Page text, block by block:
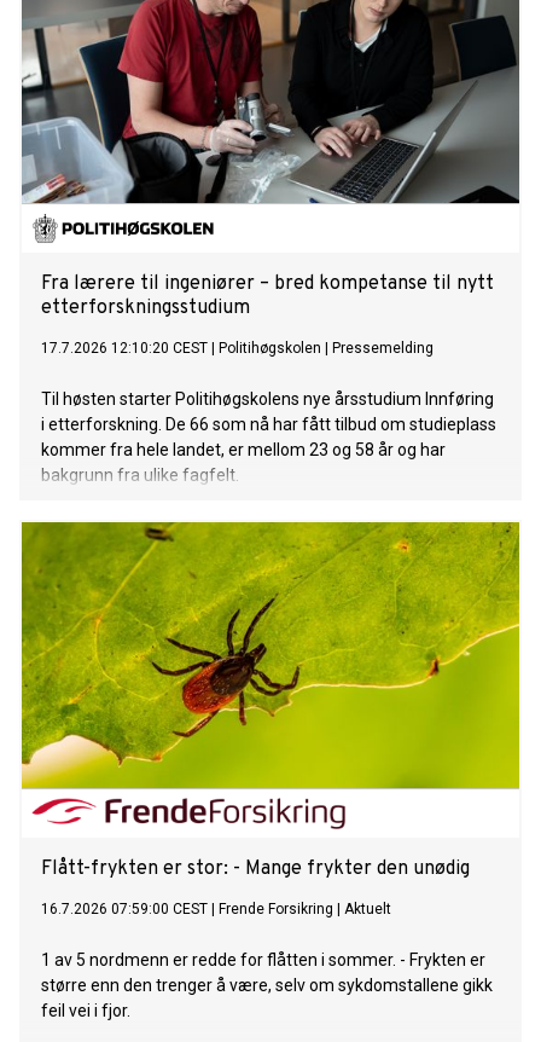
Fra lærere til ingeniører – bred kompetanse til nytt
etterforskningsstudium
17.7.2026 12:10:20 CEST Politihøgskolen Pressemelding
Til høsten starter Politihøgskolens nye årsstudium Innføring
i etterforskning. De 66 som nå har fått tilbud om studieplass
kommer fra hele landet, er mellom 23 og 58 år og har
bakgrunn fra ulike fagfelt.
Flått-frykten er stor: - Mange frykter den unødig
16.7.2026 07:59:00 CEST Frende Forsikring Aktuelt
1 av 5 nordmenn er redde for flåtten i sommer. - Frykten er
større enn den trenger å være, selv om sykdomstallene gikk
feil vei i fjor.